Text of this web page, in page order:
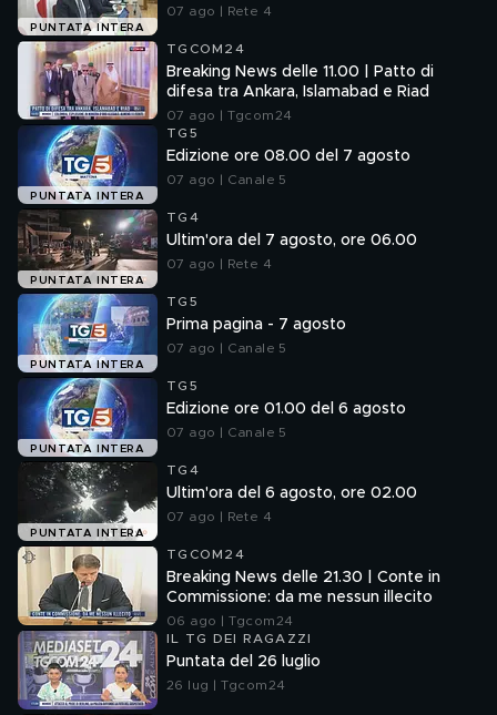
PUNTATA INTERA
07 ago | Rete 4
TGCOM24
Breaking News delle 11.00 | Patto di
difesa tra Ankara, Islamabad e Riad
07 ago | Tgcom24
PUNTATA INTERA
TG5
Edizione ore 08.00 del 7 agosto
07 ago | Canale 5
PUNTATA INTERA
TG4
Ultim'ora del 7 agosto, ore 06.00
07 ago | Rete 4
PUNTATA INTERA
TG5
Prima pagina - 7 agosto
07 ago | Canale 5
PUNTATA INTERA
TG5
Edizione ore 01.00 del 6 agosto
07 ago | Canale 5
PUNTATA INTERA
TG4
Ultim'ora del 6 agosto, ore 02.00
07 ago | Rete 4
TGCOM24
Breaking News delle 21.30 | Conte in
Commissione: da me nessun illecito
06 ago | Tgcom24
IL TG DEI RAGAZZI
Puntata del 26 luglio
26 lug | Tgcom24